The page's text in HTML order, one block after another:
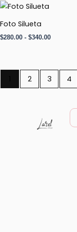
Foto Silueta
$280.00 - $340.00$280.00
2 3 4